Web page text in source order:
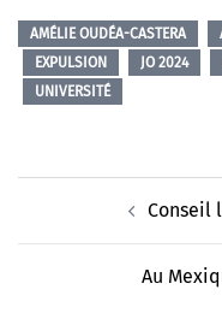
AMÉLIE OUDÉA-CASTERA
EXPULSION
JO 2024
UNIVERSITÉ
Conseil
Au